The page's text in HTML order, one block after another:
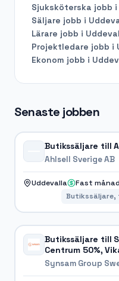
Senaste jobben
Butikssäljare till
Ahlsell Sverige AB
Uddevalla Fast
Butikssäljare,
Butikssäljare till
Centrum 50%,
Synsam Group
Sjuksköterska jobb i
Säljare jobb i
Lärare jobb i
Projektledare jobb i
Ekonom jobb i